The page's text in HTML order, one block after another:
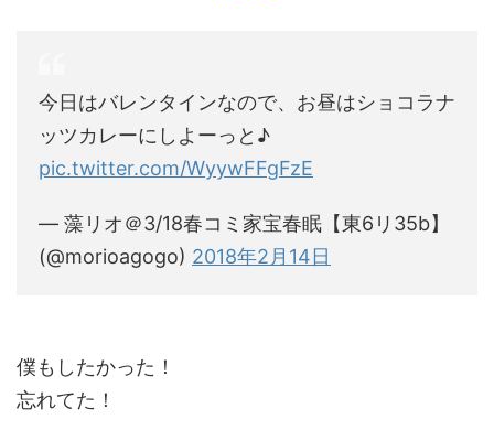
今日はバレンタインなので、お昼はショコラナ
ッツカレーにしよーっと♪
pic.twitter.com/WyywFFgFzE
— 藻リオ＠3/18春コミ家宝春眠【東6リ35b】
(@morioagogo) 2018年2月14日
僕もしたかった！
忘れてた！